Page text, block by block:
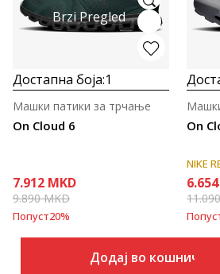
Brzi Pregled
Достапна боја:1
On Cloud 6
Машки патики за трчање
7.912 MKD
9.890MKD
Попуст20%
Додај во кошничка
On
NIKE
6.654